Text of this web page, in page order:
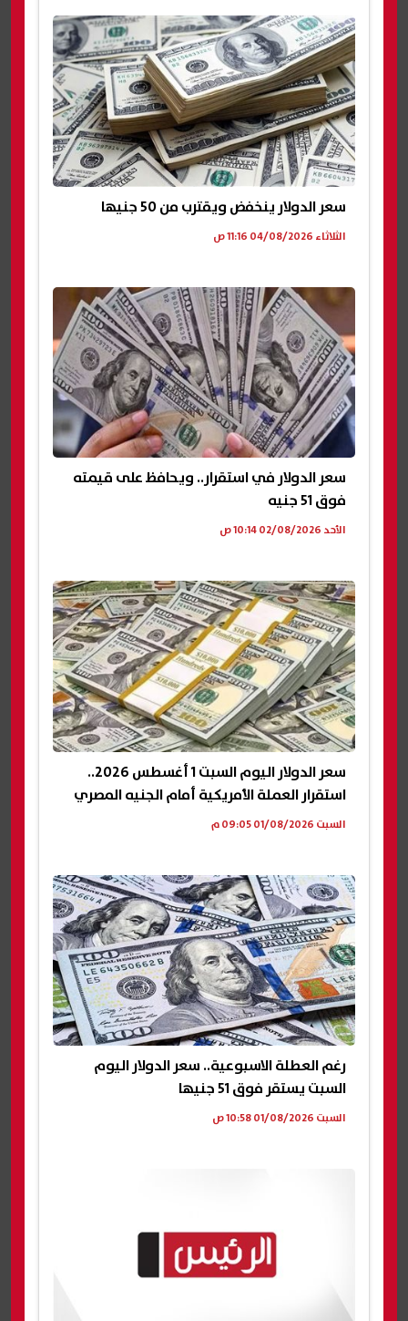
سعر الدولار ينخفض ويقترب من 50 جنيها
الثلاثاء 04/08/2026 11:16 ص
سعر الدولار في استقرار.. ويحافظ على قيمته
فوق 51 جنيه
الأحد 02/08/2026 10:14 ص
سعر الدولار اليوم السبت 1 أغسطس 2026..
استقرار العملة الأمريكية أمام الجنيه المصري
السبت 01/08/2026 09:05 م
رغم العطلة الاسبوعية.. سعر الدولار اليوم
السبت يستقر فوق 51 جنيها
السبت 01/08/2026 10:58 ص